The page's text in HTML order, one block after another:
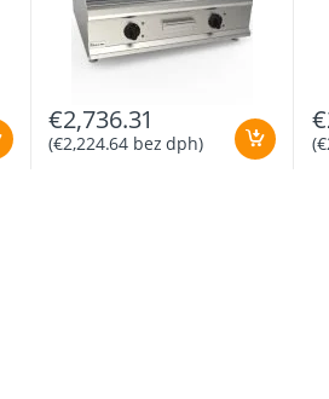
€2,736.31
(€2,224.64 bez dph)
€
(€